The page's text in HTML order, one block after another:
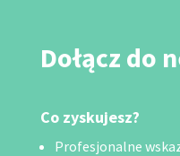
Dołącz do
Co zyskujesz?
Profesjonalne